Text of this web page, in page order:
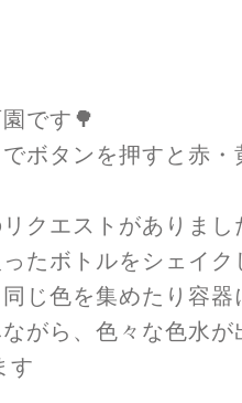
です🌳
ボタンを押すと赤
クエストがありまし
たボトルをシェイ
じ色を集めたり容
がら、色々な色水が
す